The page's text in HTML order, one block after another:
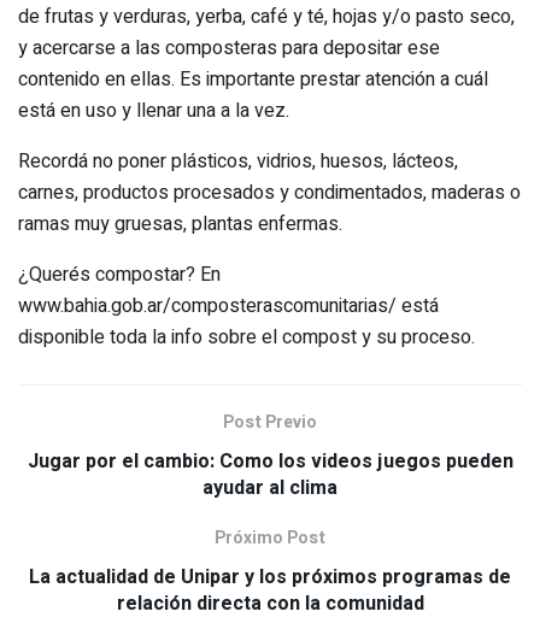
de frutas y verduras, yerba, café y té, hojas y/o pasto seco,
y acercarse a las composteras para depositar ese
contenido en ellas. Es importante prestar atención a cuál
está en uso y llenar una a la vez.
Recordá no poner plásticos, vidrios, huesos, lácteos,
carnes, productos procesados y condimentados, maderas o
ramas muy gruesas, plantas enfermas.
¿Querés compostar? En
www.bahia.gob.ar/composterascomunitarias/ está
disponible toda la info sobre el compost y su proceso.
Post Previo
Jugar por el cambio: Como los videos juegos pueden
ayudar al clima
Próximo Post
La actualidad de Unipar y los próximos programas de
relación directa con la comunidad